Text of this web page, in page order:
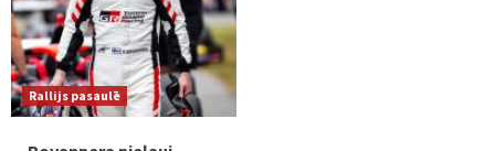
Rallijs pasaulē